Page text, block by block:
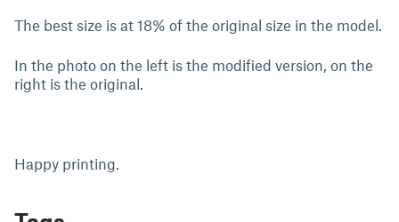
The best size is at 18% of the original size in the model.
In the photo on the left is the modified version, on the
right is the original.
Happy printing.